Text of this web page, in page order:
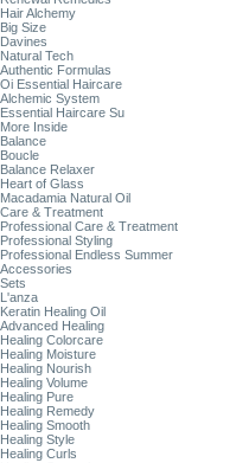
Hair Alchemy
Big Size
Davines
Natural Tech
Authentic Formulas
Oi Essential Haircare
Alchemic System
Essential Haircare Su
More Inside
Balance
Boucle
Balance Relaxer
Heart of Glass
Macadamia Natural Oil
Care & Treatment
Professional Care & Treatment
Professional Styling
Professional Endless Summer
Accessories
Sets
L'anza
Keratin Healing Oil
Advanced Healing
Healing Colorcare
Healing Moisture
Healing Nourish
Healing Volume
Healing Pure
Healing Remedy
Healing Smooth
Healing Style
Healing Curls